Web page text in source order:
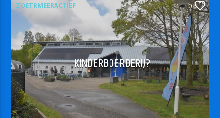
ZOETRMEERACTIEF 0
KINDERBOERDERIJ?